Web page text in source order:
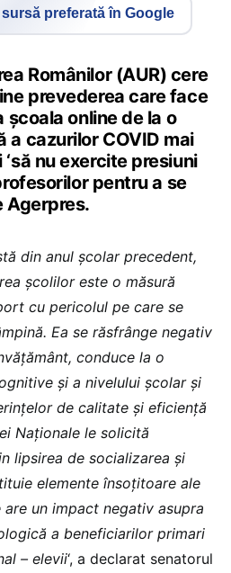
preferată în Google
Românilor (AUR) cere
prevederea care face
şcoala online de la o
a cazurilor COVID mai
nu exercite presiuni
pentru a se
Agerpres.
din anul şcolar precedent,
şcolilor este o măsură
cu pericolul pe care se
Ea se răsfrânge negativ
conduce la o
şi a nivelului şcolar şi
de calitate şi eficienţă
Naţionale le solicită
lipsirea de socializarea şi
elemente însoţitoare ale
un impact negativ asupra
a beneficiarilor primari
– elevii‘, a declarat senatorul